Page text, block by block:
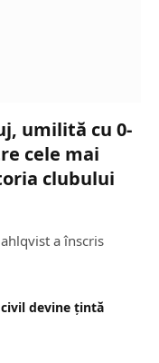
umilită cu 0-
cele mai
clubului
a înscris
devine țintă